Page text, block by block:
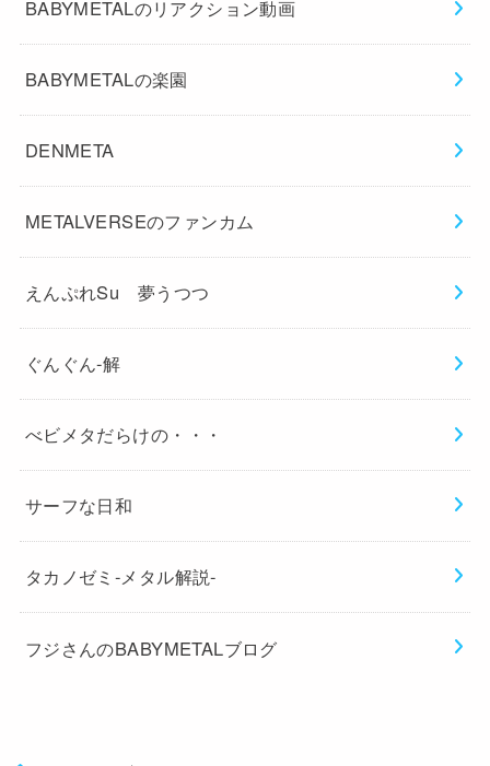
BABYMETALのリアクション動画
BABYMETALの楽園
DENMETA
METALVERSEのファンカム
えんぷれSu 夢うつつ
ぐんぐん-解
べビメタだらけの・・・
サーフな日和
タカノゼミ-メタル解説-
フジさんのBABYMETALブログ